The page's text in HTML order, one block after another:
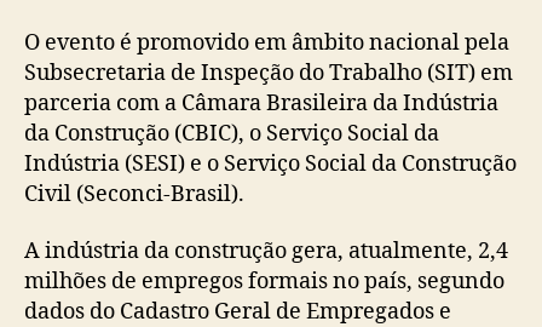
O evento é promovido em âmbito nacional pela
Subsecretaria de Inspeção do Trabalho (SIT) em
parceria com a Câmara Brasileira da Indústria
da Construção (CBIC), o Serviço Social da
Indústria (SESI) e o Serviço Social da Construção
Civil (Seconci-Brasil).
A indústria da construção gera, atualmente, 2,4
milhões de empregos formais no país, segundo
dados do Cadastro Geral de Empregados e